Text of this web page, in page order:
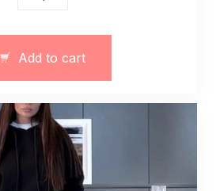
topem
quantity
Add to cart